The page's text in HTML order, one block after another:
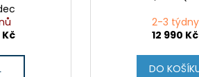
Kč
2-3 týdny
12 990 Kč
DO